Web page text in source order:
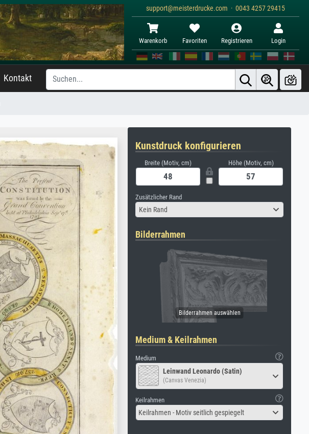
support@meisterdrucke.com · 0043 4257 29415
Warenkorb Favoriten Registrieren Login
Kontakt
Kunstdruck konfigurieren
Breite (Motiv, cm) Höhe (Motiv, cm)
Zusätzlicher Rand
Kein Rand
Bilderrahmen
Medium & Keilrahmen
Medium
Leinwand Leonardo (Satin)
(Canvas Venezia)
Keilrahmen
Keilrahmen - Motiv seitlich gespiegelt